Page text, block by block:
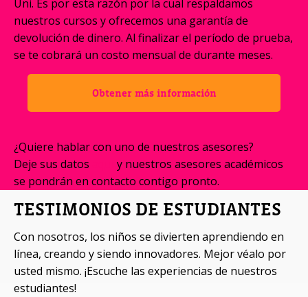
Uni. Es por esta razón por la cual respaldamos
nuestros cursos y ofrecemos una garantía de
devolución de dinero. Al finalizar el período de prueba,
se te cobrará un costo mensual de durante meses.
Obtener más información
¿Quiere hablar con uno de nuestros asesores?
Deje sus datos
y nuestros asesores académicos
se pondrán en contacto contigo pronto.
TESTIMONIOS DE ESTUDIANTES
Con nosotros, los niños se divierten aprendiendo en
línea, creando y siendo innovadores. Mejor véalo por
usted mismo. ¡Escuche las experiencias de nuestros
estudiantes!